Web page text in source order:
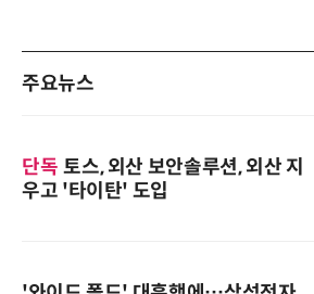
주요뉴스
단독 토스, 외산 보안솔루션, 외산 지
우고 '타이탄' 도입